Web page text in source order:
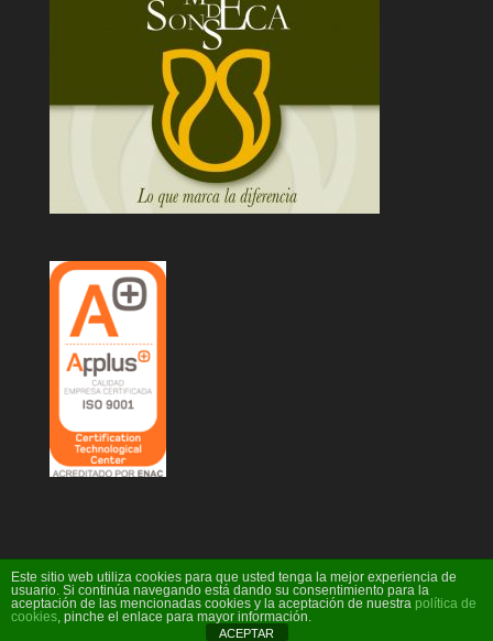
Diseño Web Ideare
Este sitio web utiliza cookies para que usted tenga la mejor experiencia de
usuario. Si continúa navegando está dando su consentimiento para la
aceptación de las mencionadas cookies y la aceptación de nuestra política de
cookies, pinche el enlace para mayor información.
ACEPTAR